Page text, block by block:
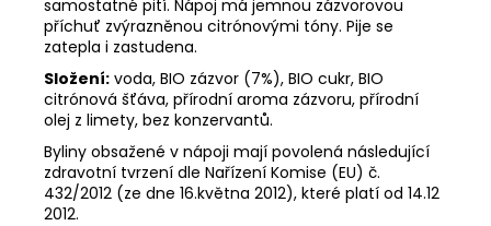
samostatné pití. Nápoj má jemnou zázvorovou
příchuť zvýrazněnou citrónovými tóny. Pije se
zatepla i zastudena.
Složení: voda, BIO zázvor (7%), BIO cukr, BIO
citrónová šťáva, přírodní aroma zázvoru, přírodní
olej z limety, bez konzervantů.
Byliny obsažené v nápoji mají povolená následující
zdravotní tvrzení dle Nařízení Komise (EU) č.
432/2012 (ze dne 16.května 2012), které platí od 14.12
2012.